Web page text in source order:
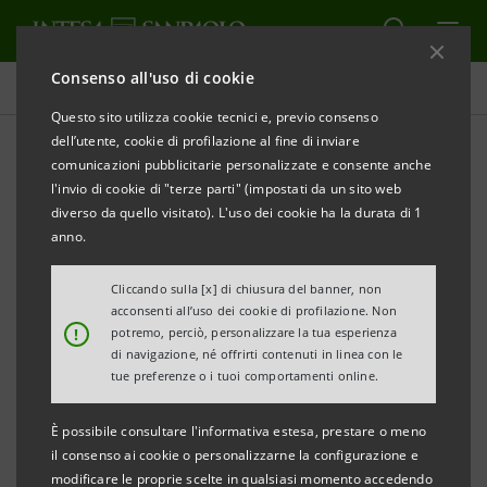
Consenso all'uso di cookie
Questo sito utilizza cookie tecnici e, previo consenso
dell’utente, cookie di profilazione al fine di inviare
comunicazioni pubblicitarie personalizzate e consente anche
l'invio di cookie di "terze parti" (impostati da un sito web
diverso da quello visitato). L'uso dei cookie ha la durata di 1
anno.
!
Cliccando sulla [x] di chiusura del banner, non
acconsenti all’uso dei cookie di profilazione. Non
potremo, perciò, personalizzare la tua esperienza
di navigazione, né offrirti contenuti in linea con le
tue preferenze o i tuoi comportamenti online.
È possibile consultare l'informativa estesa, prestare o meno
il consenso ai cookie o personalizzarne la configurazione e
modificare le proprie scelte in qualsiasi momento accedendo
Comunicati stampa
STAMPA
AGGIORNA
CONFRATERNITA VALDOBBIADENE A EXPO
MILANO 2015
SANPAOLO
400 ECCELLENZE ITALIANE SI RACCONTANO
Milano 2015 nello spazio espositivo The Waterstone
Intesa Sanpaolo
appuntamento con laConfraternita